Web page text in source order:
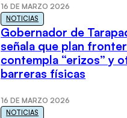
16 DE MARZO 2026
NOTICIAS
Gobernador de
señala que plan
contempla “erizos” y
barreras físicas
16 DE MARZO 2026
NOTICIAS